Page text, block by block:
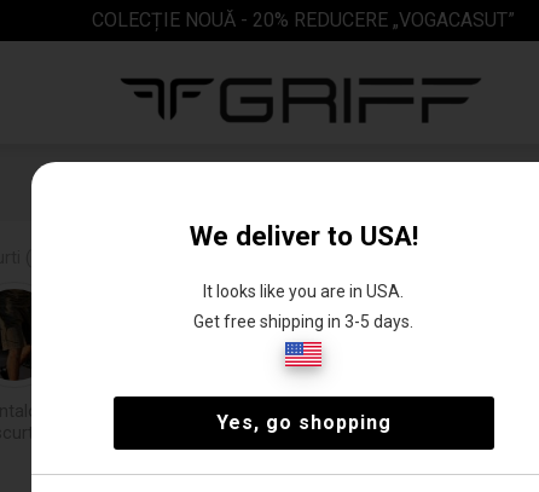
COLECȚIE NOUĂ - 20% REDUCERE „VOGACASUT”
We deliver to USA!
It looks like you are in USA.
Get free shipping in 3-5 days.
Yes, go shopping